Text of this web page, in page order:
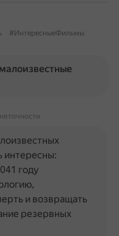
#ИнтересныеФильмы
интересны:
году
и возвращать
резервных